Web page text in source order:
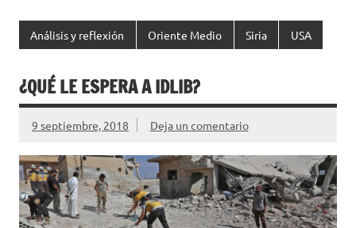
Análisis y reflexión Oriente Medio Siria USA
¿QUÉ LE ESPERA A IDLIB?
9 septiembre, 2018 Deja un comentario